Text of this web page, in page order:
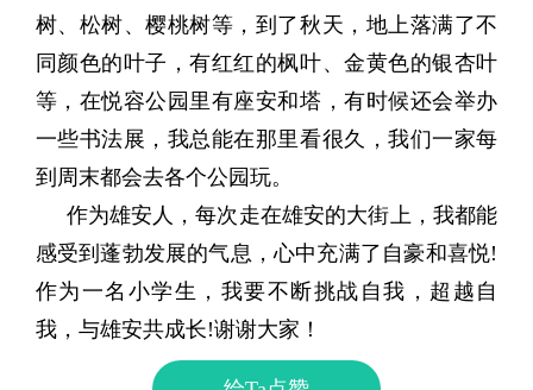
树、松树、樱桃树等，到了秋天，地上落满了不
同颜色的叶子，有红红的枫叶、金黄色的银杏叶
等，在悦容公园里有座安和塔，有时候还会举办
一些书法展，我总能在那里看很久，我们一家每
到周末都会去各个公园玩。
作为雄安人，每次走在雄安的大街上，我都能
感受到蓬勃发展的气息，心中充满了自豪和喜悦!
作为一名小学生，我要不断挑战自我，超越自
我，与雄安共成长!谢谢大家！